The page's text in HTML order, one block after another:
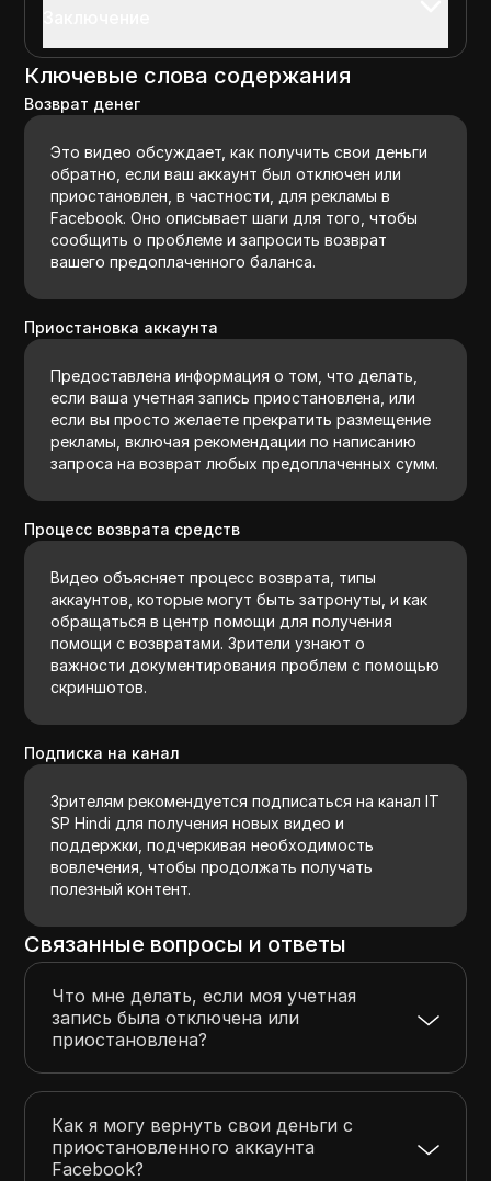
Ключевые слова содержания
Возврат денег
Это видео обсуждает, как получить свои деньги
обратно, если ваш аккаунт был отключен или
приостановлен, в частности, для рекламы в
Facebook. Оно описывает шаги для того, чтобы
сообщить о проблеме и запросить возврат
вашего предоплаченного баланса.
Приостановка аккаунта
Предоставлена информация о том, что делать,
если ваша учетная запись приостановлена, или
если вы просто желаете прекратить размещение
рекламы, включая рекомендации по написанию
запроса на возврат любых предоплаченных сумм.
Процесс возврата средств
Видео объясняет процесс возврата, типы
аккаунтов, которые могут быть затронуты, и как
обращаться в центр помощи для получения
помощи с возвратами. Зрители узнают о
важности документирования проблем с помощью
скриншотов.
Подписка на канал
Зрителям рекомендуется подписаться на канал IT
SP Hindi для получения новых видео и
поддержки, подчеркивая необходимость
вовлечения, чтобы продолжать получать
полезный контент.
Связанные вопросы и ответы
Что мне делать, если моя учетная
запись была отключена или
приостановлена?
Как я могу вернуть свои деньги с
приостановленного аккаунта
Facebook?